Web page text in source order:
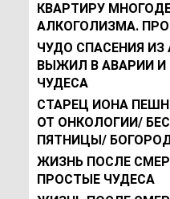
КВАРТИРУ
АЛКОГОЛИЗМА.
ЧУДО СПАСЕНИЯ
ВЫЖИЛ В АВАРИИ И
ЧУДЕСА
СТАРЕЦ ИОНА
ОТ ОНКОЛОГИИ/
ПЯТНИЦЫ/
ЖИЗНЬ ПОСЛЕ
ПРОСТЫЕ ЧУДЕСА